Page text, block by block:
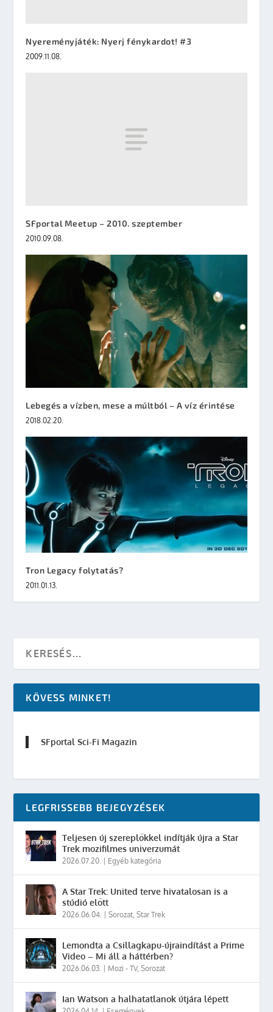
Nyereményjáték: Nyerj fénykardot! #3
2009.11.08.
SFportal Meetup – 2010. szeptember
2010.09.08.
Lebegés a vízben, mese a múltból – A víz érintése
2018.02.20.
Tron Legacy folytatás?
2011.01.13.
KÖVESS MINKET!
SFportal Sci-Fi Magazin
LEGFRISSEBB BEJEGYZÉSEK
Teljesen új szereplőkkel indítják újra a Star
Trek mozifilmes univerzumát
2026.07.20. | Egyéb kategória
A Star Trek: United terve hivatalosan is a
stúdió előtt
2026.06.04. |Sorozat ,Star Trek
Lemondta a Csillagkapu-újraindítást a Prime
Video – Mi áll a háttérben?
2026.06.03. | Mozi - TV,Sorozat
Ian Watson a halhatatlanok útjára lépett